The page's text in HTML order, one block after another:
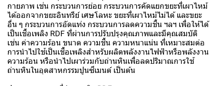
กายภาพ เช่น กระบวนการย่อย กระบวนการคัดแยกขยะที่เผาไหม้
ได้ออกจากขยะอินทรีย์ เศษโลหะ ขยะที่เผาไหม้ไม่ได้ และขยะ
อื่น ๆ กระบวนการอัดแท่ง กระบวนการลดความชื้น ฯลฯ เพื่อให้ได้
เป็นเชื้อเพลิง RDF ที่ผ่านการปรับปรุงคุณภาพและมีคุณสมบัติ
เช่น ค่าความร้อน ขนาด ความชื้น ความหนาแน่น ที่เหมาะสมต่อ
การนำไปใช้เป็นเชื้อเพลิงสำหรับผลิตพลังงานไฟฟ้าหรือพลังงาน
ความร้อน หรือนำไปเผาร่วมกับถ่านหินเพื่อลดปริมาณการใช้
ถ่านหินในอุตสาหกรรมปูนซีเมนต์ เป็นต้น